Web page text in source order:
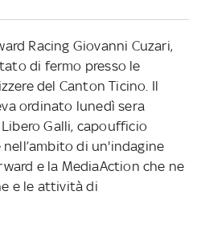
Racing Giovanni Cuzari,
di fermo presso le
del Canton Ticino. Il
ordinato lunedì sera
Galli, capoufficio
di un'indagine
e la MediaAction che ne
e le attività di